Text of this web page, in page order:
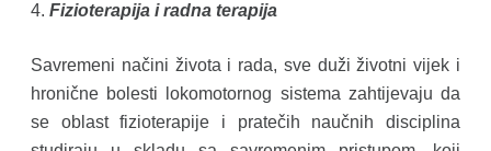
4. Fizioterapija i radna terapija
Savremeni načini života i rada, sve duži životni vijek i
hronične bolesti lokomotornog sistema zahtijevaju da
se oblast fizioterapije i pratečih naučnih disciplina